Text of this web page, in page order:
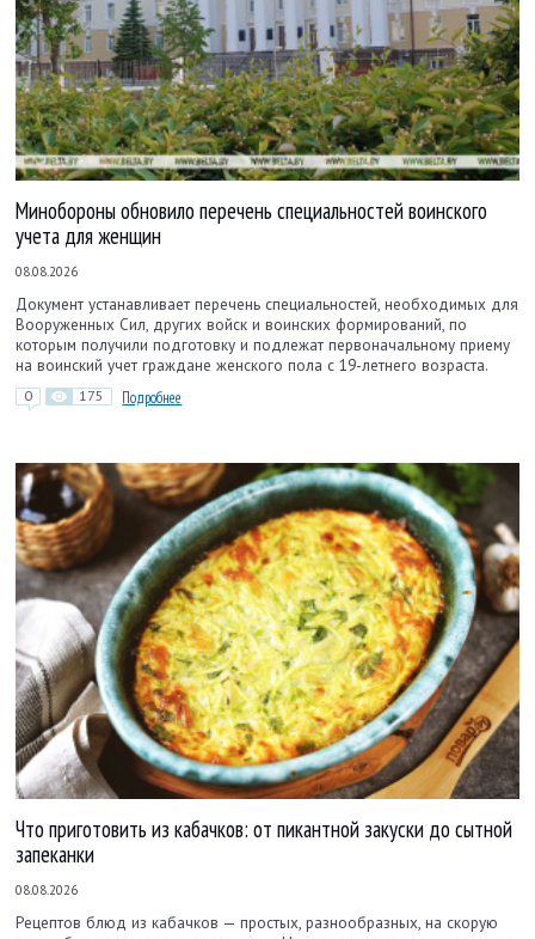
Минобороны обновило перечень специальностей воинского
учета для женщин
08.08.2026
Документ устанавливает перечень специальностей, необходимых для
Вооруженных Сил, других войск и воинских формирований, по
которым получили подготовку и подлежат первоначальному приему
на воинский учет граждане женского пола с 19-летнего возраста.
0 175 Подробнее
Что приготовить из кабачков: от пикантной закуски до сытной
запеканки
08.08.2026
Рецептов блюд из кабачков — простых, разнообразных, на скорую